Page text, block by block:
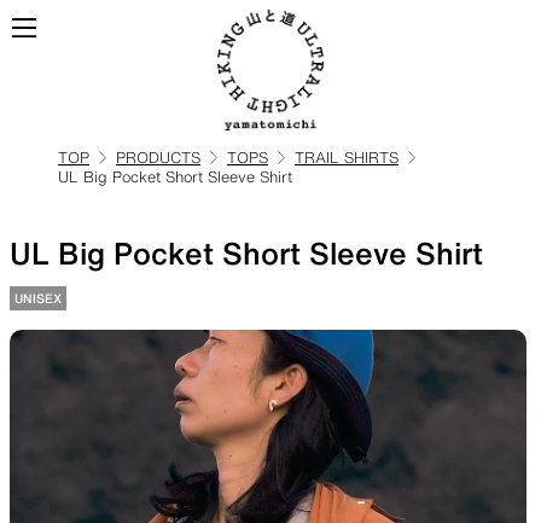
BACKPACKS
ULハイキングのためのバック
パック
TOPS BOTTOMS
TOP PRODUCTS TOPS
TRAIL SHIRTS
UL Big Pocket Short Sleeve Shirt
UL Big Pocket Short Sleeve Shirt
UNISEX